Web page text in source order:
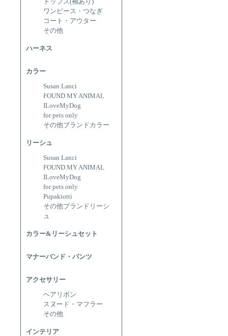
ワンピース・つなぎ
コート・アウター
その他
ハーネス
カラー
Susan Lanci
FOUND MY ANIMAL
ILoveMyDog
for pets only
その他ブランドカラー
リーシュ
Susan Lanci
FOUND MY ANIMAL
ILoveMyDog
for pets only
Pupakiotti
その他ブランドリーシ
ュ
カラー&リーシュセット
マナーバンド・パンツ
アクセサリー
ヘアリボン
スヌード・マフラー
その他
インテリア